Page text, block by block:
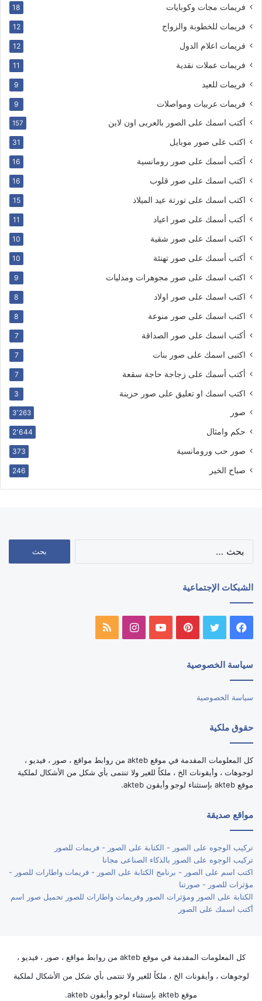
فريمات مجات وكوبايات 18
فريمات للخطوبة والزواج 12
فريمات اعلام الدول 12
فريمات عملات نقدية 11
فريمات للعيد 9
فريمات عربيات ومواصلات 9
أكتب اسمك على الصور بالعربى اون لاين 157
اكتب على صور موبايل 31
أكتب أسمك على صور رومانسية 16
اكتب اسمك على صور قلوب 16
اكتب اسمك على تورتة عيد الميلاد 15
أكتب أسمك على صور اعياد 11
اكتب اسمك على صور شقية 10
أكتب أسمك على صور تهنئة 10
اكتب اسمك على صور مجوهرات ومدليات 9
اكتب اسمك على صور اولاد 8
اكتب اسمك على صور منوعة 8
أكتب اسمك على صور الصداقة 7
اكتبى اسمك على صور بنات 7
أكتب أسمك على زجاجة حاجة سقعة 7
اكتب اسمك او تعليق على صور حزينة 3
صور 3٬263
حكم وامثال 2٬644
صور حب ورومانسية 373
صباح الخير 246
الشبكات الإجتماعية
فيسبوك تويتر بينتيريستيوتيوبانستقرامملخص
سياسة الخصوصية
سياسة الخصوصية
حقوق ملكية
كل المعلومات المقدمة في موقع akteb من روابط مواقع ، صور ، فيديو ،
لوجوهات ، وأيقونات الخ ، ملكاً للغير ولا تنتمى بأي شكل من الأشكال لملكية
موقع akteb بإستثناء لوجو وأيقون akteb.
مواقع صديقة
تركيب الوجوه على الصور - الكتابة على الصور - فريمات للصور
تركيب الوجوه على الصور بالذكاء الصناعى مجانا
اكتب اسم على الصور - برنامج الكتابة على الصور - فريمات واطارات للصور -
مؤثرات للصور - صورتنا
الكتابة على الصور ومؤثرات الصور وفريمات واطارات للصور تحميل صور اسم
أكتب اسمك على الصور
كل المعلومات المقدمة في موقع akteb من روابط مواقع ، صور ، فيديو ،
لوجوهات ، وأيقونات الخ ، ملكاً للغير ولا تنتمى بأي شكل من الأشكال لملكية
موقع akteb بإستثناء لوجو وأيقون akteb.